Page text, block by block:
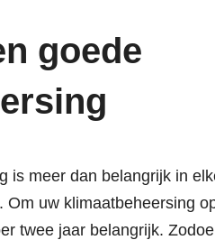
goede
is meer dan belangrijk in
Om uw klimaatbeheersing
twee jaar belangrijk.